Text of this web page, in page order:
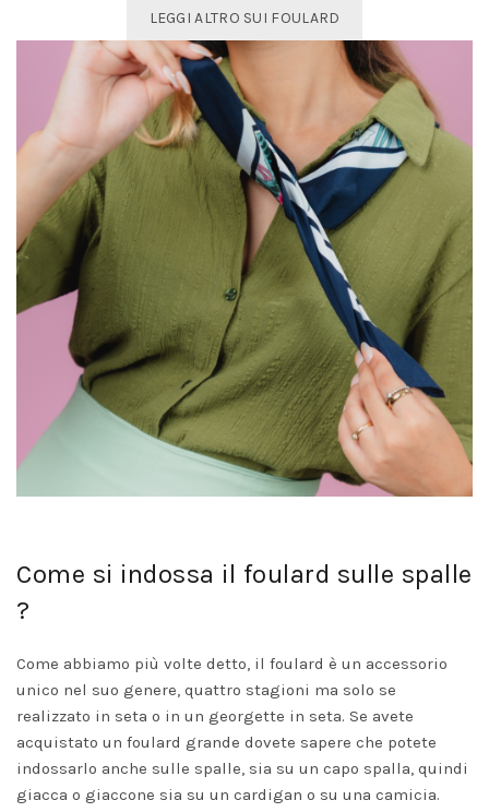
LEGGI ALTRO SUI FOULARD
Come si indossa il foulard sulle spalle
?
Come abbiamo più volte detto, il foulard è un accessorio
unico nel suo genere, quattro stagioni ma solo se
realizzato in seta o in un georgette in seta. Se avete
acquistato un foulard grande dovete sapere che potete
indossarlo anche sulle spalle, sia su un capo spalla, quindi
giacca o giaccone sia su un cardigan o su una camicia.